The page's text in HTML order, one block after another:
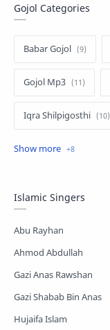
Gojol Categories
Babar Gojol
Gojol Mp3
Iqra Shilpigosthi
Islamic Story
Shopnoshiri
Islamic Singers
Abu Rayhan
Ahmod Abdullah
Gazi Anas Rawshan
Gazi Shabab Bin Anas
Hujaifa Islam